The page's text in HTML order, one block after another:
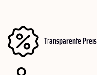
Transparente